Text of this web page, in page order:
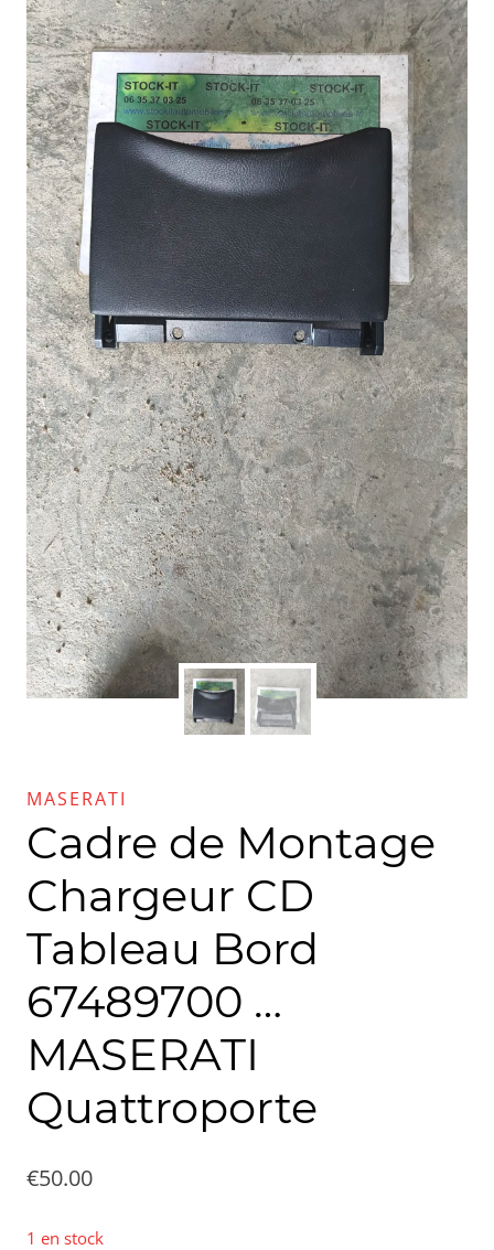
MASERATI
Cadre de Montage
Chargeur CD
Tableau Bord
67489700 …
MASERATI
Quattroporte
€50.00
1 en stock